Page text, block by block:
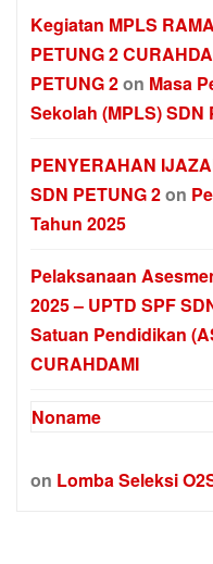
Kegiatan MPLS
PETUNG 2
PETUNG 2on Masa
Sekolah (MPLS) SDN
PENYERAHAN
SDN PETUNG 2on
Tahun 2025
Pelaksanaan
2025 – UPTD SPF
Satuan Pendidikan
CURAHDAMI
Noname
on Lomba Seleksi